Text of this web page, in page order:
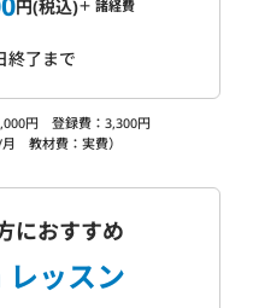
円(税込)＋ 諸経費
終了まで
円 登録費：3,300円
教材費：実費）
におすすめ
ッスン